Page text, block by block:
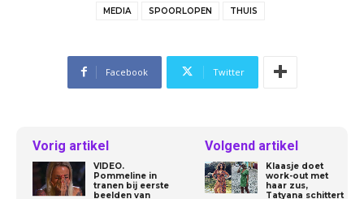
MEDIA SPOORLOPEN THUIS
Facebook Twitter
Vorig artikel
VIDEO.
Pommeline in
tranen bij eerste
beelden van
Volgend artikel
Klaasje doet
work-out met
haar zus,
Tatyana schittert